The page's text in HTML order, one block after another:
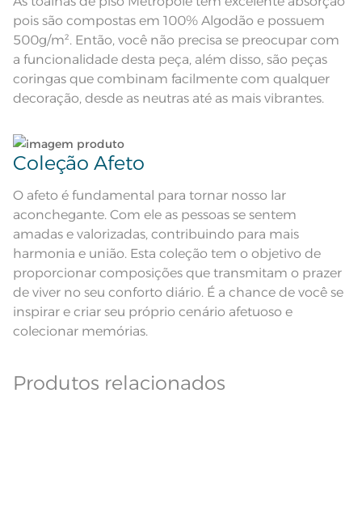
Composição 100% Algodão
Tamanho Piso
Cor Branco
Medida
Instruções de Lavagem
Lavação a 60ºC; Proibido alvejar;
Proibido secar em tambor;
Secagem em varal; Ferro de passar
com temperatura máxima de 150º
C; Proibido lavar a seco
Observações
Pode haver pequena variação de
cor, de acordo com a configuração
e modelo do monitor ou do
aparelho celular. Consultar a cor
nas especificações técnicas do
produto.
Fios Fio Cardado
Lave as peças no ciclo leve, suave ou delicado de
sua lavadora;
Enxágue as peças com bastante água;
Ao pendurar as toalhas, recomenda-se sacudi-las
Leia atentamente as instruções na etiqueta.
pois são compostas em 100% Algodão e possuem
500g/m². Então, você não precisa se preocupar com
a funcionalidade desta peça, além disso, são peças
coringas que combinam facilmente com qualquer
decoração, desde as neutras até as mais vibrantes.
Coleção Afeto
O afeto é fundamental para tornar nosso lar
aconchegante. Com ele as pessoas se sentem
amadas e valorizadas, contribuindo para mais
harmonia e união. Esta coleção tem o objetivo de
proporcionar composições que transmitam o prazer
de viver no seu conforto diário. É a chance de você se
inspirar e criar seu próprio cenário afetuoso e
colecionar memórias.
Produtos relacionados